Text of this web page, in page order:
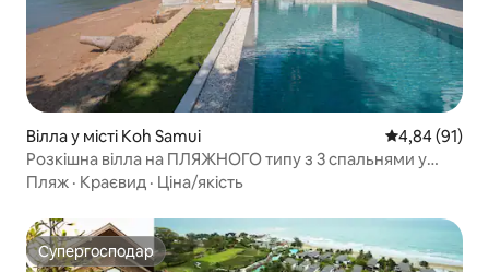
Вілла у місті Koh Samui Середня
4,84 (91)
Розкішна вілла на ПЛЯЖНОГО типу з 3 спальнями у
рибальському селі
Пляж · Краєвид · Ціна/якість
Супергосподар
Супергосподар